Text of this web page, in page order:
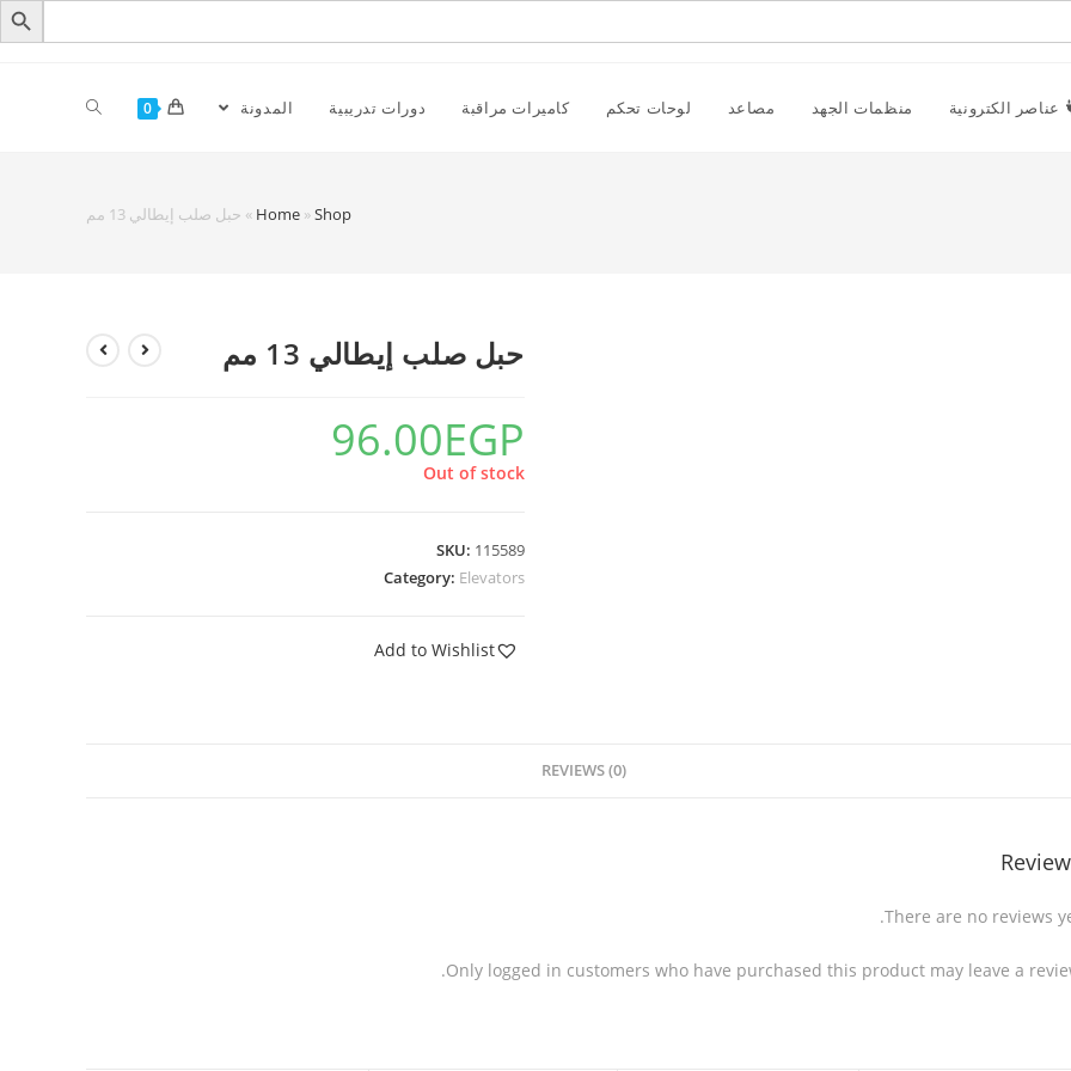
عناصر الكترونية منظمات الجهد مصاعد لوحات تحكم كاميرات مراقبة دورات تدريبية المدونة 0
Home »Shop
» حبل صلب إيطالي 13 مم
حبل صلب إيطالي 13 مم
96.00EGP
Out of stock
SKU: 115589
Category: Elevators
Add to Wishlist
REVIEWS (0)
There are no reviews
Only logged in customers who have purchased this product may leave a